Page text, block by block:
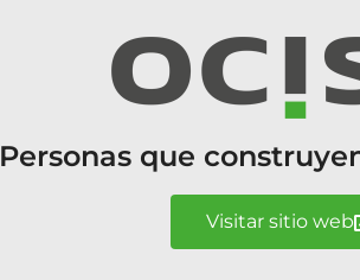
Personas que
Visitar sitio web